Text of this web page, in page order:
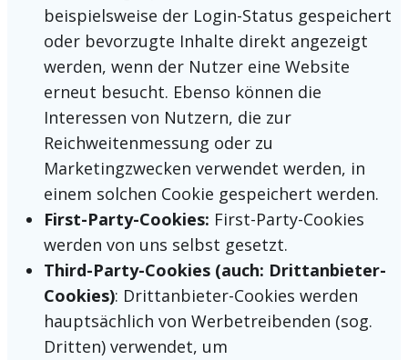
beispielsweise der Login-Status gespeichert
oder bevorzugte Inhalte direkt angezeigt
werden, wenn der Nutzer eine Website
erneut besucht. Ebenso können die
Interessen von Nutzern, die zur
Reichweitenmessung oder zu
Marketingzwecken verwendet werden, in
einem solchen Cookie gespeichert werden.
First-Party-Cookies: First-Party-Cookies
werden von uns selbst gesetzt.
Third-Party-Cookies (auch: Drittanbieter-
Cookies): Drittanbieter-Cookies werden
hauptsächlich von Werbetreibenden (sog.
Dritten) verwendet, um